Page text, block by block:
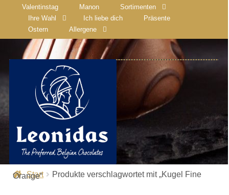
Valentinstag Manon
Sortimenten
Ihre Wahl
Ich liebe dich
Präsente
Ostern
Allergene
Start Produkte verschlagwortet mit „Kugel Fine
Orange“